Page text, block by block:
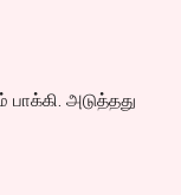
அடுத்தது